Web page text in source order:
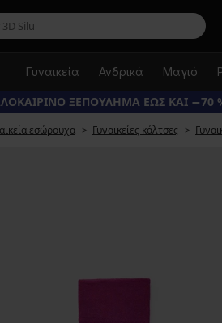
Γυναικεία Ανδρικά Μαγιό
ΞΕΠΟΥΛΗΜΑ ΕΩΣ ΚΑΙ −70
εσώρουχα Γυναικείες κάλτσες